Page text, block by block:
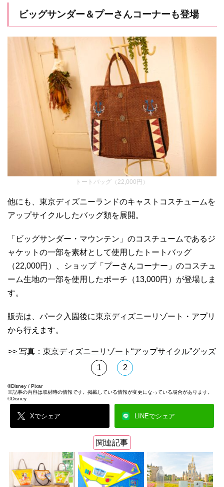
レーティングスマイ
ル」発売
ビッグサンダー＆プーさんコーナーも登場
トートバッグ（22,000円）
他にも、東京ディズニーランドのキャストコスチュームを
アップサイクルしたバッグ類を展開。
「ビッグサンダー・マウンテン」のコスチュームであるジ
ャケットの一部を素材として使用したトートバッグ
（22,000円）、ショップ「プーさんコーナー」のコスチュ
ーム生地の一部を使用したポーチ（13,000円）が登場しま
す。
販売は、パーク入園後に東京ディズニーリゾート・アプリ
から行えます。
>> 写真：東京ディズニーリゾート“アップサイクル”グッズ
1
2
©Disney / Pixar
※記事の内容は取材時の情報です。掲載している情報が変更になっている場合があります。
©Disney
Xでシェア LINEでシェア
関連記事